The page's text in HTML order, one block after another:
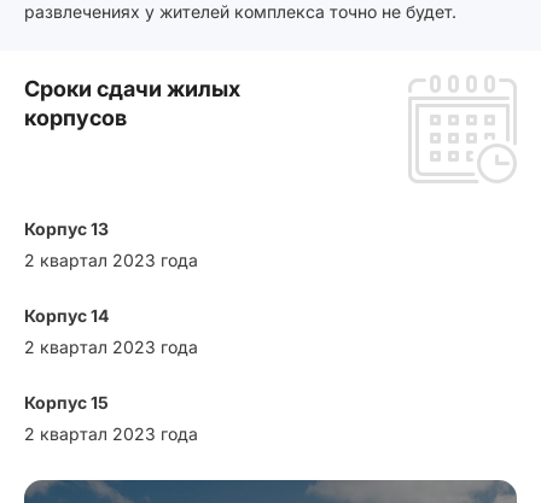
развлечениях у жителей комплекса точно не будет.
Сроки сдачи жилых
корпусов
Корпус 13
2 квартал 2023 года
Корпус 14
2 квартал 2023 года
Корпус 15
2 квартал 2023 года